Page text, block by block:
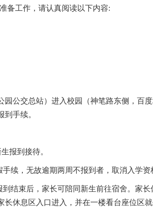
备工作，请认真阅读以下内容:
公交总站）进入校园（神笔路东侧，百
手续。
报到接待。
续，无故逾期两周不报到者，取消入学资
结束后，家长可陪同新生前往宿舍。家
休息区入口进入，并在一楼看台座位区就